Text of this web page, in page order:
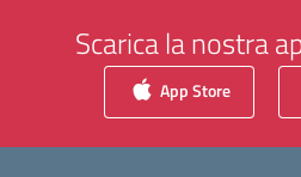
Scarica la nostra
App Store